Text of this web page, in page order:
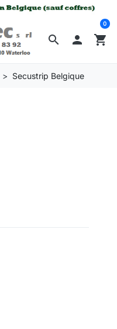
search  shopping_cart
0
Secustrip Belgique